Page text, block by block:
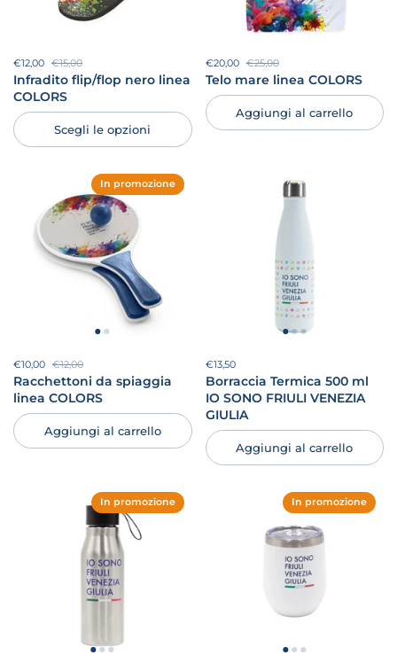
Prezzo di vendita:
€12,00 Prezzo di listino:
€15,00
Infradito flip/flop nero linea
COLORS
Scegli le opzioni
Prezzo di vendita:
€20,00 Prezzo di listino:
€25,00
Telo mare linea COLORS
Aggiungi al carrello
Prezzo di vendita:
€10,00 Prezzo di listino:
€12,00
Racchettoni da spiaggia
linea COLORS
Aggiungi al carrello
In promozione
Prezzo:
€13,50
Borraccia Termica 500 ml
IO SONO FRIULI VENEZIA
GIULIA
Aggiungi al carrello
In promozione In promozione